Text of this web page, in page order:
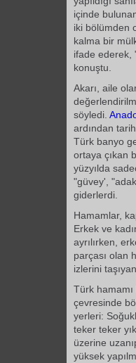
içinde
iki bölümden
kalma bir
ifade ederek,
konuştu.
Akarı, aile
söyledi.
ardından
Türk banyo
ortaya çıkan
yüzyılda
"güvey',
giderlerdi.
Hamamlar,
Erkek ve
ayrılırken,
parçası olan
izlerini
Türk
çevresinde
yerleri:
teker teker
üzerine
yüksek